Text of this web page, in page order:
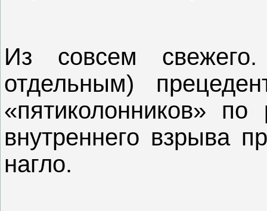
Из совсем
отдельным)
«пятиколонников»
внутреннего взрыва
нагло.